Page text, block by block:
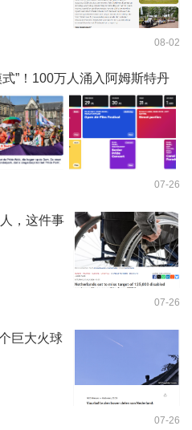
08-02
”！100万人涌入阿姆斯特丹
07-26
，这件事
07-26
巨大火球
07-26